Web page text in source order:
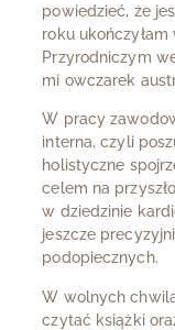
powiedzieć, że
roku
Przyrodniczym
mi owczarek
W pracy
interna, czyli
holistyczne
celem na
w dziedzinie
jeszcze
podopiecznych.
W wolnych
czytać książki